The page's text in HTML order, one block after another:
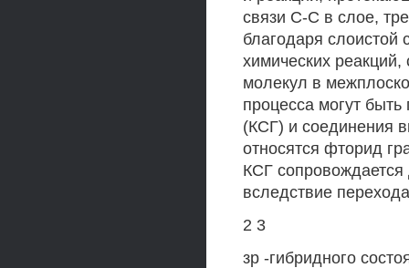
связи С-С в слое,
благодаря слоистой
химических
молекул в
процесса могут
(КСГ) и соединения
относятся фторид
КСГ
вследствие
2 3
зр -гибридного